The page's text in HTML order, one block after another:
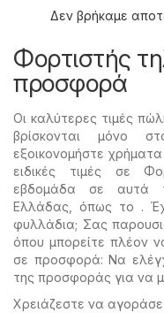
Δεν βρήκαμε
Φορτιστής
προσφορά
Οι καλύτερες τιμές
βρίσκονται μόνο
εξοικονομήστε
ειδικές τιμές σε
εβδομάδα σε αυτά
Ελλάδας, όπως το .
φυλλάδια; Σας
όπου μπορείτε πλέον
σε προσφορά: Να
της προσφοράς για να
Χρειάζεστε να